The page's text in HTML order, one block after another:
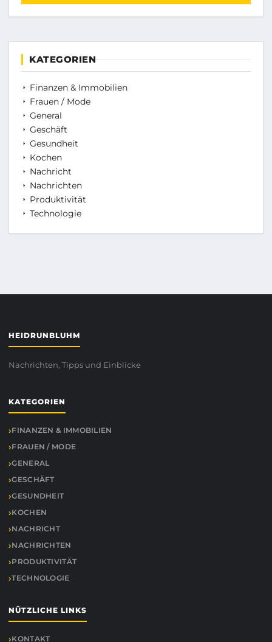
KATEGORIEN
Finanzen & Immobilien
Frauen / Mode
General
Geschäft
Gesundheit
Kochen
Nachricht
Nachrichten
Produktivität
Technologie
HEIDRUNBLUHM
Nachrichten, Tipps und Einblicke
KATEGORIEN
FINANZEN & IMMOBILIEN
FRAUEN / MODE
GENERAL
GESCHÄFT
GESUNDHEIT
KOCHEN
NACHRICHT
NACHRICHTEN
PRODUKTIVITÄT
TECHNOLOGIE
NÜTZLICHE LINKS
KONTAKT